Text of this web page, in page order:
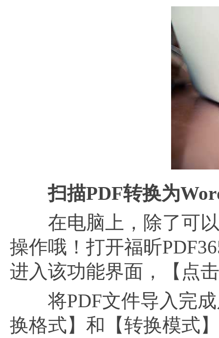
扫描PDF转换为
在电脑上，除了可以
操作哦！打开福昕
进入该功能界面，【点
将PDF文件导入完成
换格式】和【转换模式